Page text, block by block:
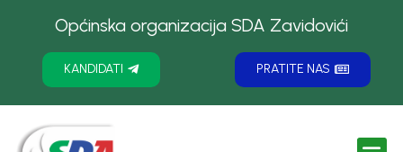
Općinska organizacija SDA Zavidovići
KANDIDATI PRATITE NAS